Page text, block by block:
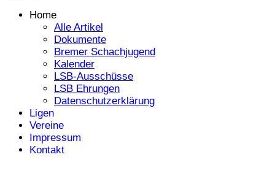
Home
Alle Artikel
Dokumente
Bremer Schachjugend
Kalender
LSB-Ausschüsse
LSB Ehrungen
Datenschutzerklärung
Ligen
Vereine
Impressum
Kontakt